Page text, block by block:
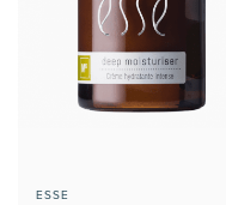
ESSE